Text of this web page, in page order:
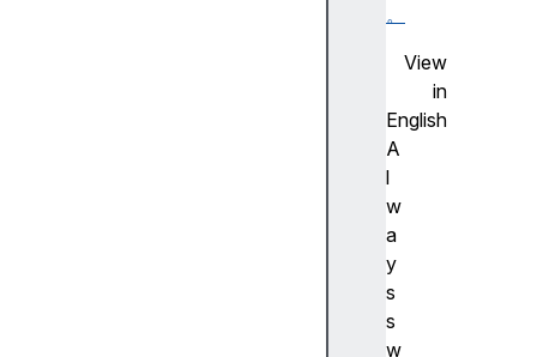
。
View
in
English
A
l
w
a
y
s
s
w